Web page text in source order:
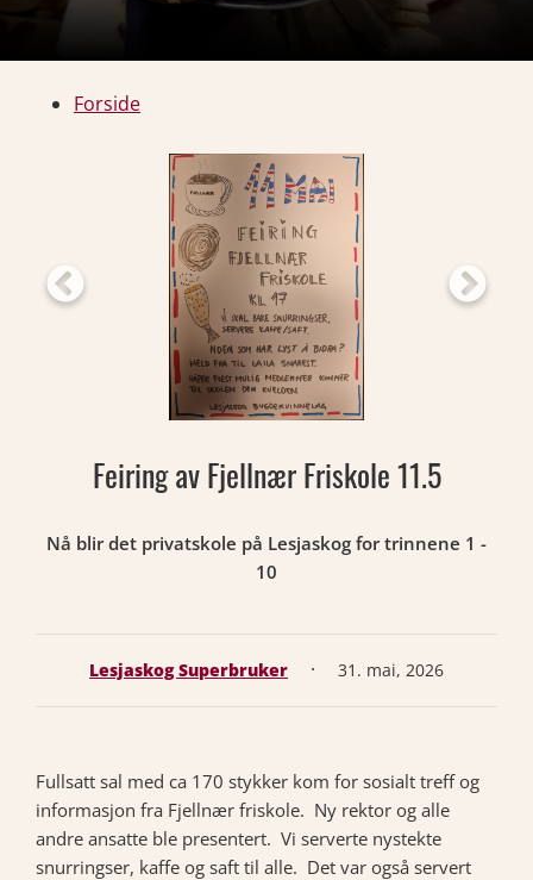
Forside
Feiring av Fjellnær Friskole 11.5
Nå blir det privatskole på Lesjaskog for trinnene 1 -
10
Lesjaskog Superbruker · 31. mai, 2026
Fullsatt sal med ca 170 stykker kom for sosialt treff og
informasjon fra Fjellnær friskole. Ny rektor og alle
andre ansatte ble presentert. Vi serverte nystekte
snurringser, kaffe og saft til alle. Det var også servert